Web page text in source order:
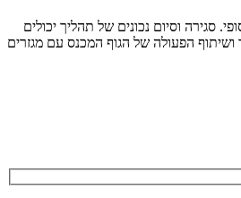
וסיום נכונים של תהליך יכולים
הפעולה של הגוף המכנס עם מגזרים